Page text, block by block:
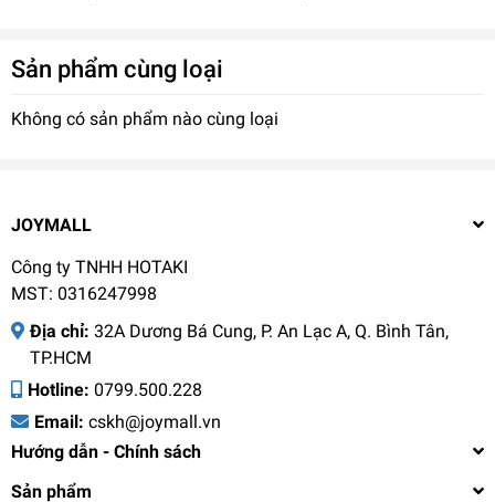
Sản phẩm cùng loại
Không có sản phẩm nào cùng loại
JOYMALL
Công ty TNHH HOTAKI
MST: 0316247998
Địa chỉ: 32A Dương Bá Cung, P. An Lạc A, Q. Bình Tân,
TP.HCM
Hotline: 0799.500.228
Email: cskh@joymall.vn
Hướng dẫn - Chính sách
Sản phẩm